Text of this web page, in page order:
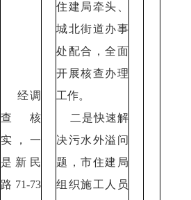
经调
查核
实，一
是新民
路71-73
住建局牵头、
城北街道办事
处配合，全面
开展核查办理
工作。
二是快速解
决污水外溢问
题，市住建局
组织施工人员